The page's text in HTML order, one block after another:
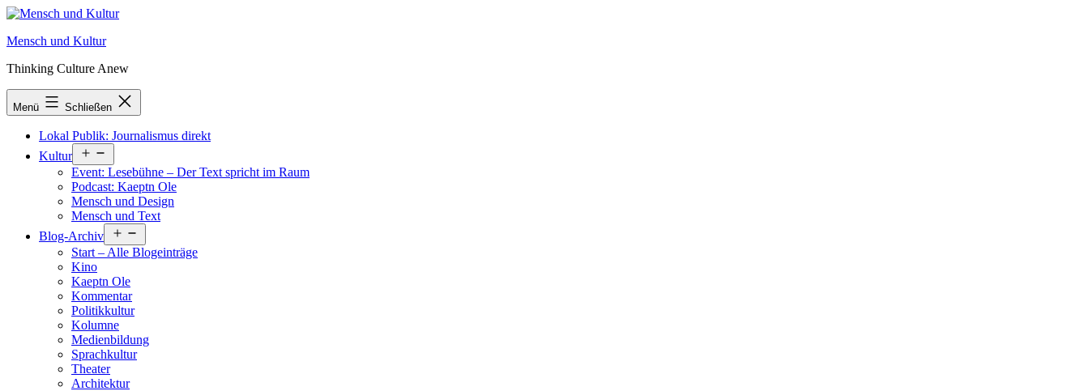
Zum
springen
Mensch und Kultur
Thinking Culture Anew
Menü Schließen
Lokal Publik: Journalismus direkt
Kultur
öffnen
Event: Lesebühne – Der Text spricht im Raum
Podcast: Kaeptn Ole
Mensch und Design
Mensch und Text
Blog-Archiv
öffnen
Start – Alle Blogeinträge
Kino
Kaeptn Ole
Kommentar
Politikkultur
Kolumne
Medienbildung
Sprachkultur
Theater
Architektur